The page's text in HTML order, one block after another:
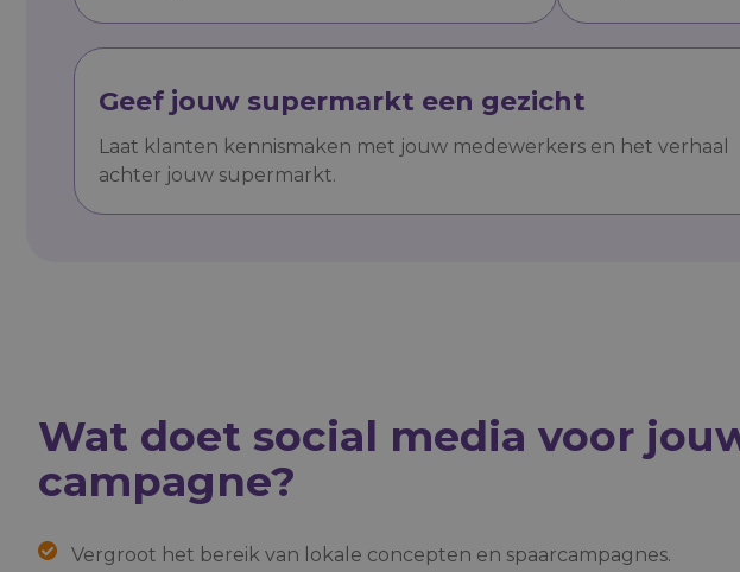
Geef jouw supermarkt een gezicht
Laat klanten kennismaken met jouw medewerkers en het verhaal
achter jouw supermarkt.
Wat doet social media voor
campagne?
Vergroot het bereik van lokale concepten en spaarcampagnes.